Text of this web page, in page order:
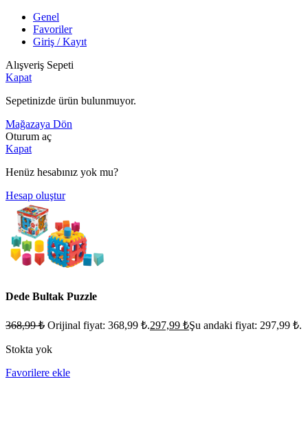
Genel
Favoriler
Giriş / Kayıt
Alışveriş Sepeti
Kapat
Sepetinizde ürün bulunmuyor.
Mağazaya Dön
Oturum aç
Kapat
Henüz hesabınız yok mu?
Hesap oluştur
Dede Bultak Puzzle
368,99₺ Orijinal fiyat: 368,99 ₺.297,99 ₺Şu andaki fiyat: 297,99 ₺.
Stokta yok
Favorilere ekle